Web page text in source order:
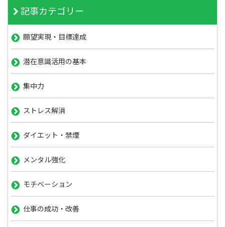
記事カテゴリー
願望実現・目標達成
潜在意識活用の基本
集中力
ストレス解消
ダイエット・禁煙
メンタル強化
モチベーション
仕事の成功・改善